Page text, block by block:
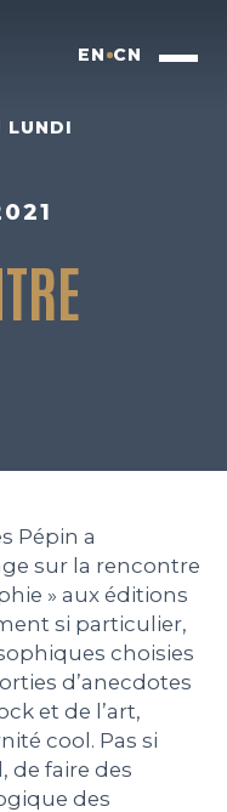
EN CN
LUNDI
Pépin a
sur la rencontre
» aux éditions
si particulier,
choisies
d’anecdotes
et de l’art,
cool. Pas si
de faire des
des